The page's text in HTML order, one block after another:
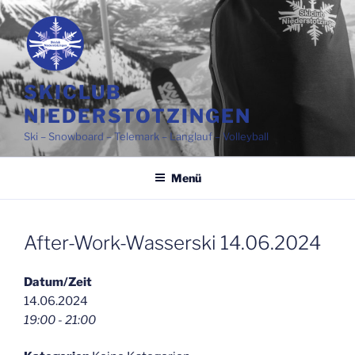
Zum
Inhalt
springen
SKICLUB
NIEDERSTOTZINGEN
Ski – Snowboard – Telemark – Langlauf – Volleyball
Menü
After-Work-Wasserski 14.06.2024
Datum/Zeit
14.06.2024
19:00 - 21:00